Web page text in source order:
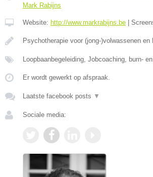
Mark Rabijns
Website: http://www.markrabijns.be
Psychotherapie voor (jong-)volwassenen en
Loopbaanbegeleiding, Jobcoaching, burn-
Er wordt gewerkt op afspraak.
Laatste facebook posts ▼
Sociale media: